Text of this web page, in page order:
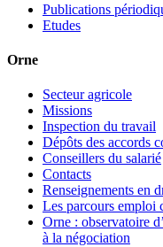
Publications
Etudes
Orne
Secteur agricole
Missions
Inspection du travail
Dépôts des accords
Conseillers du salarié
Contacts
Renseignements en
Les parcours emploi
Orne : observatoire
à la négociation